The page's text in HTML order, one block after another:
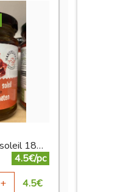
tomates séchées au soleil 180 g
4.5€/pc
+ 4.5€